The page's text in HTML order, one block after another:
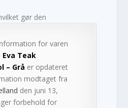
gør den
for varen
Eva Teak
– Grå er opdateret
modtaget fra
den juni 13,
forbehold for